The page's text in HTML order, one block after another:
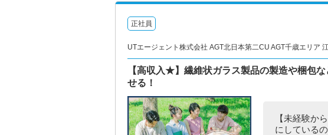
正社員
UTエージェント株式会社 AGT北日本第二CU AGT千歳エリア
【高収入★】繊維状ガラス製品の製造や梱包
せる！
【未経験か
にしている